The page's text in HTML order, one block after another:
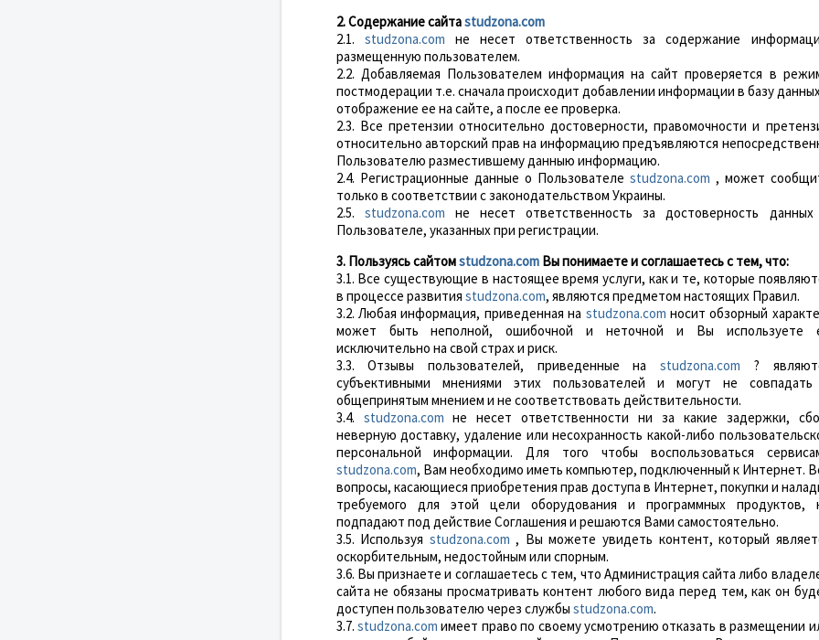
2. Содержание сайтаstudzona.com
2.1. studzona.com не несет ответственность за содержание
размещенную пользователем.
2.2. Добавляемая Пользователем информация на сайт проверяется в
постмодерации т.е. сначала происходит добавлении информации в базу
отображение ее на сайте, а после ее проверка.
2.3. Все претензии относительно достоверности, правомочности и
относительно авторский прав на информацию предъявляются
Пользователю разместившему данныю информацию.
2.4. Регистрационные данные о Пользователе studzona.com , может
только в соответствии с законодательством Украины.
2.5. studzona.com не несет ответственность за достоверность
Пользователе, указанных при регистрации.
3. Пользуясь сайтомstudzona.comВы понимаете и соглашаетесь с тем, что:
3.1. Все существующие в настоящее время услуги, как и те, которые
в процессе развития studzona.com, являются предметом настоящих Правил.
3.2. Любая информация, приведенная на studzona.com носит обзорный
может быть неполной, ошибочной и неточной и Вы используете
исключительно на свой страх и риск.
3.3. Отзывы пользователей, приведенные наstudzona.com ?
субъективными мнениями этих пользователей и могут не
общепринятым мнением и не соответствовать действительности.
3.4. studzona.com не несет ответственности ни за какие задержки,
неверную доставку, удаление или несохранность какой-либо
персональной информации. Для того чтобы воспользоваться
studzona.com, Вам необходимо иметь компьютер, подключенный к Интернет.
вопросы, касающиеся приобретения прав доступа в Интернет, покупки и
требуемого для этой цели оборудования и программных продуктов,
подпадают под действие Соглашения и решаются Вами самостоятельно.
3.5. Используя studzona.com , Вы можете увидеть контент, который
оскорбительным, недостойным или спорным.
3.6. Вы признаете и соглашаетесь с тем, что Администрация сайта либо
сайта не обязаны просматривать контент любого вида перед тем, как он
доступен пользователю через службы studzona.com.
3.7.studzona.com имеет право по своему усмотрению отказать в размещении